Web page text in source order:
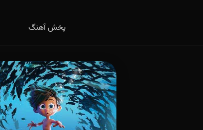
پخش آهنگ